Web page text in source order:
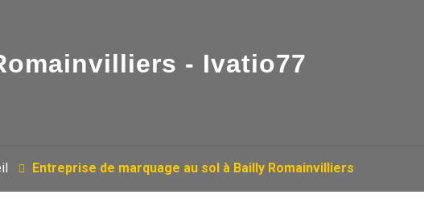
- Ivatio77
Entreprise de marquage au sol à Bailly Romainvilliers